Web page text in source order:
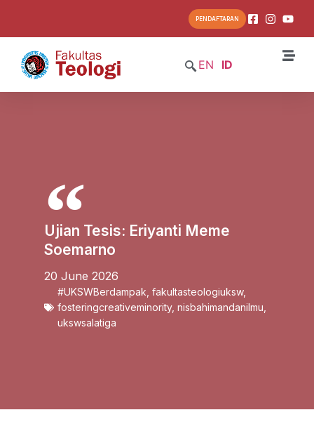
PENDAFTARAN
EN ID
Ujian Tesis: Eriyanti Meme
Soemarno
20 June 2026
#UKSWBerdampak fakultasteologiuksw,
fosteringcreativeminority, nisbahimandanilmu
ukswsalatiga